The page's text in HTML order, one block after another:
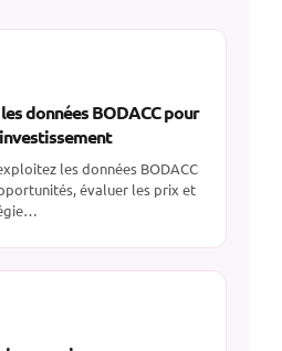
données BODACC pour
les données BODACC
évaluer les prix et